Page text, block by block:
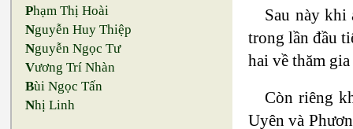
Phạm Thị Hoài
Nguyễn Huy Thiệp
Nguyễn Ngọc Tư
Vương Trí Nhàn
Bùi Ngọc Tấn
Nhị Linh
Sau này khi
trong lần đầu
hai về thăm
Còn riêng
Uyên và